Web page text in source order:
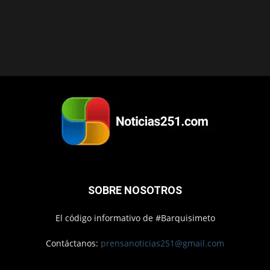
SOBRE NOSOTROS
El código informativo de #Barquisimeto
Contáctanos: prensanoticias251@gmail.com